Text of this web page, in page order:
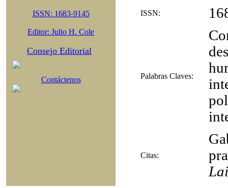
ISSN: 1683-9145
Editor: Julio H. Cole
Consejo Editorial
Contáctenos
ISSN:
Palabras Claves:
Citas: